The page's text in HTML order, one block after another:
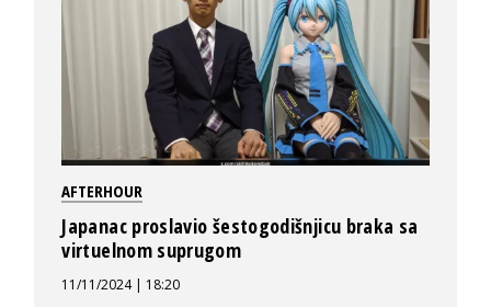
AFTERHOUR
Japanac proslavio šestogodišnjicu braka sa
virtuelnom suprugom
11/11/2024 | 18:20